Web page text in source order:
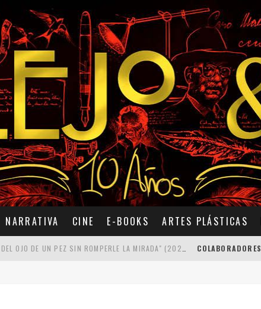
NARRATIVA CINE E-BOOKS ARTES PLÁSTICAS
COLABORADORES